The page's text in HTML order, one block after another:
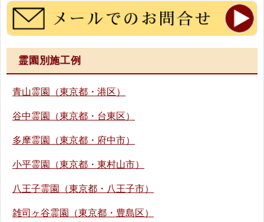
霊園別施工例
青山霊園（東京都・港区）
谷中霊園（東京都・台東区）
多摩霊園（東京都・府中市）
小平霊園（東京都・東村山市）
八王子霊園（東京都・八王子市）
雑司ヶ谷霊園（東京都・豊島区）